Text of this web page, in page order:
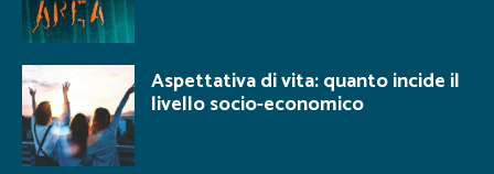
Aspettativa di vita: quanto incide il
livello socio-economico